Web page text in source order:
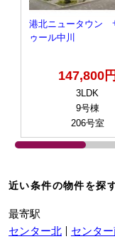
港北ニュータウン
ゥール中川
147,800
3LDK
9号棟
206号室
近い条件の物件を探
最寄駅
センター北
センタ